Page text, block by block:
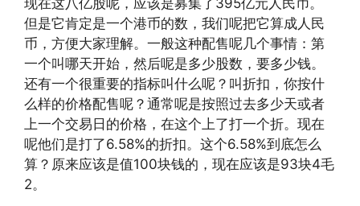
现在这八亿股呢，应该是募集了395亿元人民币。
但是它肯定是一个港币的数，我们呢把它算成人民
币，方便大家理解。一般这种配售呢几个事情：第
一个叫哪天开始，然后呢是多少股数，要多少钱。
还有一个很重要的指标叫什么呢？叫折扣，你按什
么样的价格配售呢？通常呢是按照过去多少天或者
上一个交易日的价格，在这个上了打一个折。现在
呢他们是打了6.58%的折扣。这个6.58%到底怎么
算？原来应该是值100块钱的，现在应该是93块4毛
2。